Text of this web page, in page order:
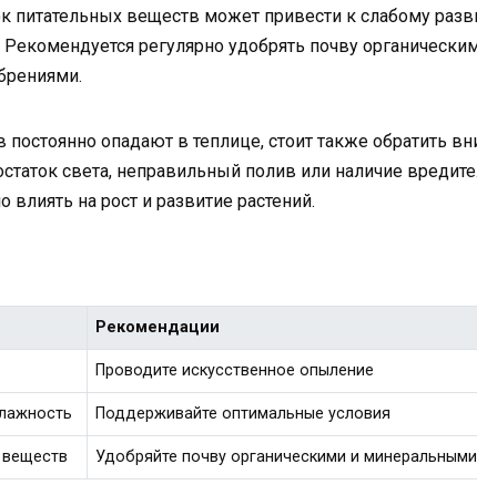
питательных веществ может привести к слабому
регулярно удобрять почву
опадают в теплице, стоит также обратить
света, неправильный полив или наличие
влиять на рост и развитие растений.
Рекомендации
Проводите искусственное опыление
Поддерживайте оптимальные условия
Удобряйте почву органическими и